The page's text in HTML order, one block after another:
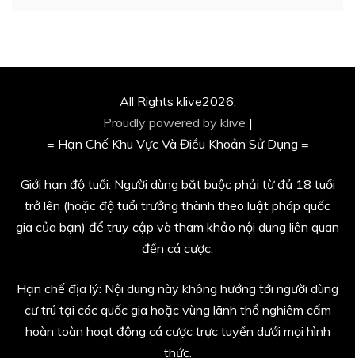
All Rights klive2026.
Proudly powered by klive |
= Hạn Chế Khu Vực Và Điều Khoản Sử Dụng =
Giới hạn độ tuổi: Người dùng bắt buộc phải từ đủ 18 tuổi
trở lên (hoặc độ tuổi trưởng thành theo luật pháp quốc
gia của bạn) để truy cập và tham khảo nội dung liên quan
đến cá cược.
Hạn chế địa lý: Nội dung này không hướng tới người dùng
cư trú tại các quốc gia hoặc vùng lãnh thổ nghiêm cấm
hoàn toàn hoạt động cá cược trực tuyến dưới mọi hình
thức.